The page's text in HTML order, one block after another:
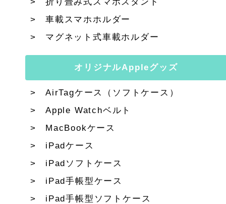
車載スマホホルダー
マグネット式車載ホルダー
オリジナルAppleグッズ
AirTagケース（ソフトケース）
Apple Watchベルト
MacBookケース
iPadケース
iPadソフトケース
iPad手帳型ケース
iPad手帳型ソフトケース